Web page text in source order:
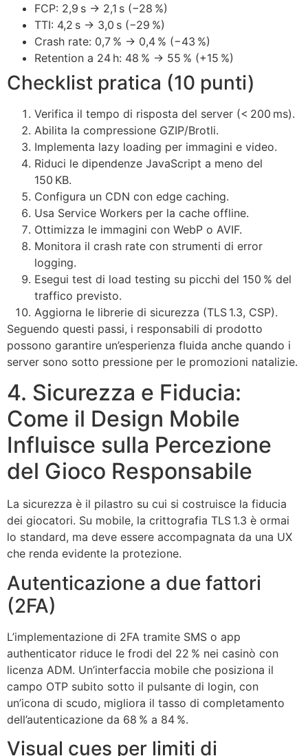
FCP: 2,9 s → 2,1 s (−28 %)
TTI: 4,2 s → 3,0 s (−29 %)
Crash rate: 0,7 % → 0,4 % (−43 %)
Retention a 24 h: 48 % → 55 % (+15 %)
Checklist pratica (10 punti)
Verifica il tempo di risposta del server (< 200 ms).
Abilita la compressione GZIP/Brotli.
Implementa lazy loading per immagini e video.
Riduci le dipendenze JavaScript a meno del
150 KB.
Configura un CDN con edge caching.
Usa Service Workers per la cache offline.
Ottimizza le immagini con WebP o AVIF.
Monitora il crash rate con strumenti di error
logging.
Esegui test di load testing su picchi del 150 % del
traffico previsto.
Aggiorna le librerie di sicurezza (TLS 1.3, CSP).
Seguendo questi passi, i responsabili di prodotto
possono garantire un’esperienza fluida anche quando i
server sono sotto pressione per le promozioni natalizie.
4. Sicurezza e Fiducia:
Come il Design Mobile
Influisce sulla Percezione
del Gioco Responsabile
La sicurezza è il pilastro su cui si costruisce la fiducia
dei giocatori. Su mobile, la crittografia TLS 1.3 è ormai
lo standard, ma deve essere accompagnata da una UX
che renda evidente la protezione.
Autenticazione a due fattori
(2FA)
L’implementazione di 2FA tramite SMS o app
authenticator riduce le frodi del 22 % nei casinò con
licenza ADM. Un’interfaccia mobile che posiziona il
campo OTP subito sotto il pulsante di login, con
un’icona di scudo, migliora il tasso di completamento
dell’autenticazione da 68 % a 84 %.
Visual cues per limiti di